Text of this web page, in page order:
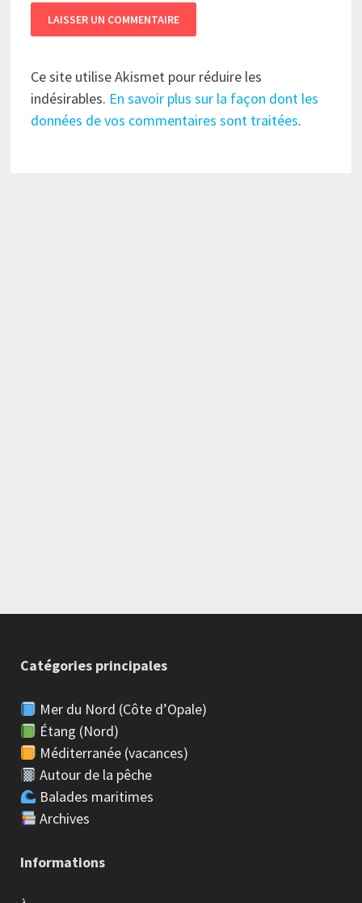
Ce site utilise Akismet pour réduire les
indésirables. En savoir plus sur la façon dont les
données de vos commentaires sont traitées.
Catégories principales
Mer du Nord (Côte d’Opale)
Étang (Nord)
Méditerranée (vacances)
Autour de la pêche
Balades maritimes
Archives
Informations